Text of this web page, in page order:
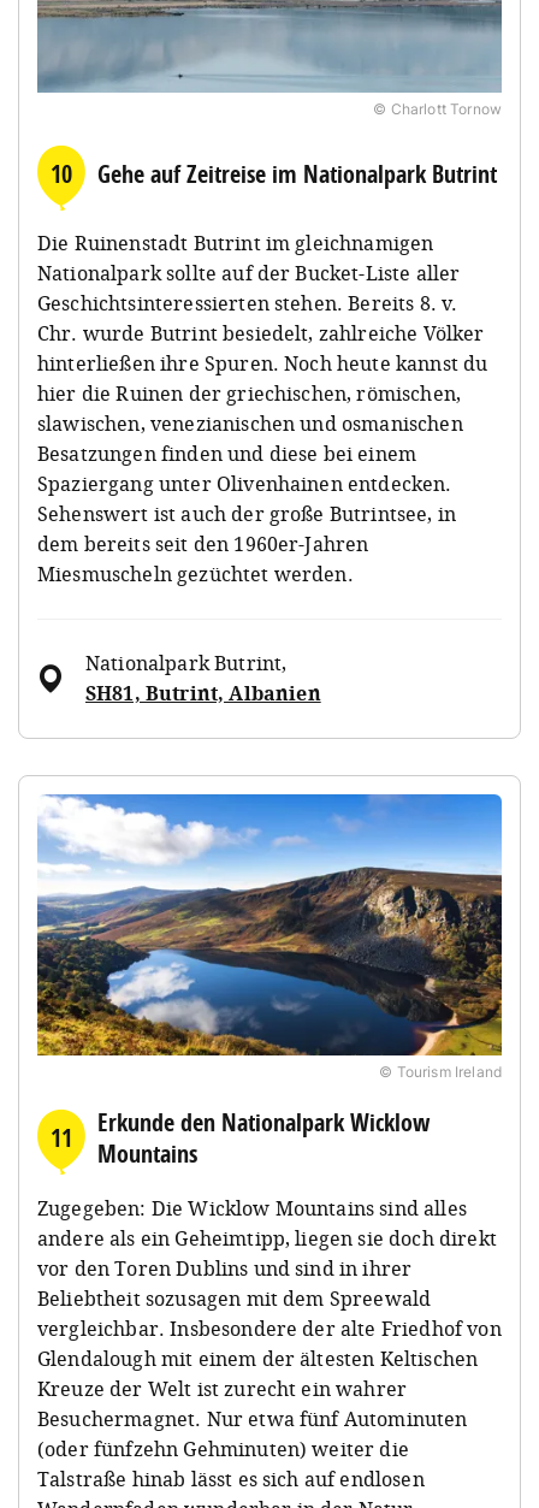
© Charlott Tornow
10 Gehe auf Zeitreise im Nationalpark Butrint
Die Ruinenstadt Butrint im gleichnamigen
Nationalpark sollte auf der Bucket-Liste aller
Geschichtsinteressierten stehen. Bereits 8. v.
Chr. wurde Butrint besiedelt, zahlreiche Völker
hinterließen ihre Spuren. Noch heute kannst du
hier die Ruinen der griechischen, römischen,
slawischen, venezianischen und osmanischen
Besatzungen finden und diese bei einem
Spaziergang unter Olivenhainen entdecken.
Sehenswert ist auch der große Butrintsee, in
dem bereits seit den 1960er-Jahren
Miesmuscheln gezüchtet werden.
Nationalpark Butrint,
SH81, Butrint, Albanien
© Tourism Ireland
11
Erkunde den Nationalpark Wicklow
Mountains
Zugegeben: Die Wicklow Mountains sind alles
andere als ein Geheimtipp, liegen sie doch direkt
vor den Toren Dublins und sind in ihrer
Beliebtheit sozusagen mit dem Spreewald
vergleichbar. Insbesondere der alte Friedhof von
Glendalough mit einem der ältesten Keltischen
Kreuze der Welt ist zurecht ein wahrer
Besuchermagnet. Nur etwa fünf Autominuten
(oder fünfzehn Gehminuten) weiter die
Talstraße hinab lässt es sich auf endlosen